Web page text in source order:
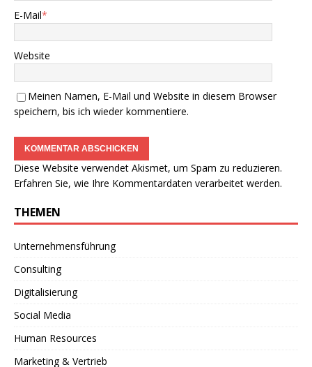
E-Mail*
Website
Meinen Namen, E-Mail und Website in diesem Browser
speichern, bis ich wieder kommentiere.
Diese Website verwendet Akismet, um Spam zu reduzieren.
Erfahren Sie, wie Ihre Kommentardaten verarbeitet werden.
THEMEN
Unternehmensführung
Consulting
Digitalisierung
Social Media
Human Resources
Marketing & Vertrieb